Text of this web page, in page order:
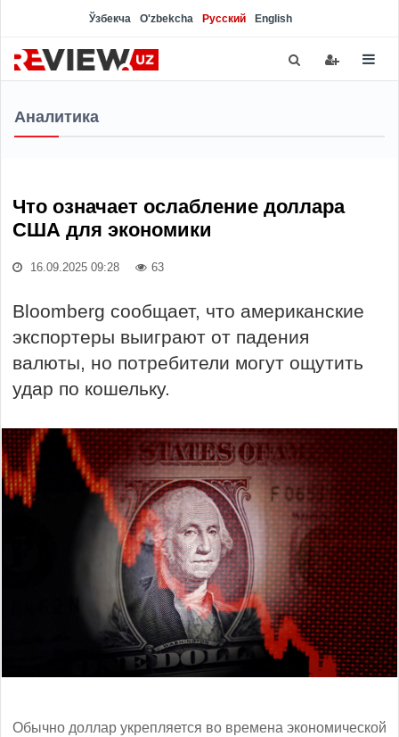
Ўзбекча O'zbekcha Русский English
Аналитика
Что означает ослабление доллара
США для экономики
16.09.2025 09:28 63
Bloomberg сообщает, что американские
экспортеры выиграют от падения
валюты, но потребители могут ощутить
удар по кошельку.
Обычно доллар укрепляется во времена экономической